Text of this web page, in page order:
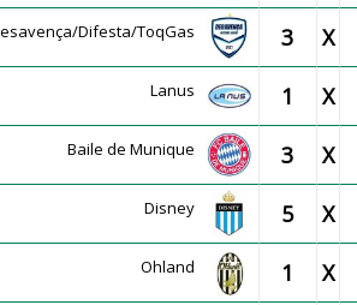
Difesta/ToqGas 3 X
Lanus 1 X
Baile de Munique 3 X
Disney 5 X
Ohland 1 X